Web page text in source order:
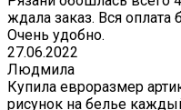
ждала заказ. Вся оплата
Очень удобно.
27.06.2022
Людмила
Купила евроразмер
рисунок на белье